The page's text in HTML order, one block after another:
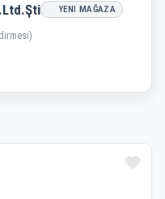
YENI MAĞAZA